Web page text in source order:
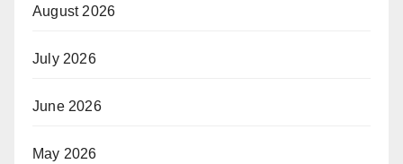
August 2026
July 2026
June 2026
May 2026